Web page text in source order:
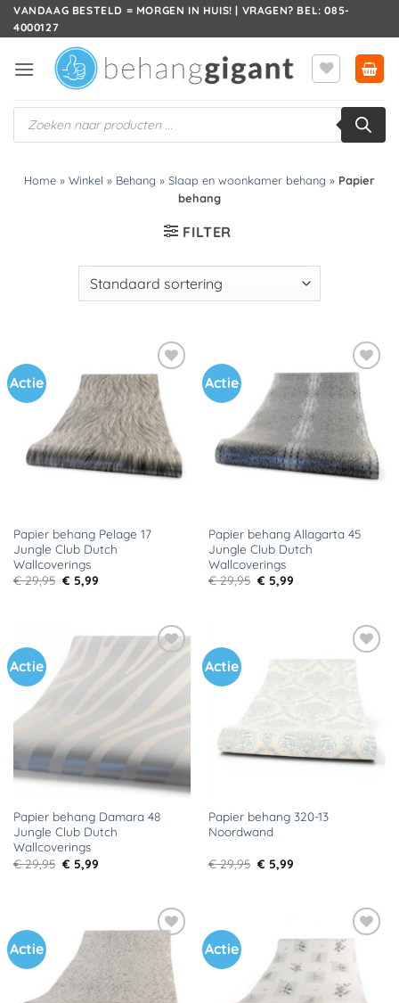
Ga
naar
VANDAAG BESTELD = MORGEN IN HUIS! | VRAGEN? BEL: 085-
4000127
Producten
zoeken
Home » Winkel » Behang » Slaap en woonkamer behang » Papier
behang
FILTER
Actie
Toevoegen
aan
verlanglijst
Papier behang Pelage 17
Jungle Club Dutch
Wallcoverings
€29,95 Oorspronkelijke
prijs
€ 5,99Huidige
Actie
Toevoegen
aan
verlanglijst
Papier behang Allagarta 45
Jungle Club Dutch
Wallcoverings
€29,95 Oorspronkelijke
prijs
€ 5,99Huidige
Actie
Toevoegen
aan
verlanglijst
Papier behang Damara 48
Jungle Club Dutch
Wallcoverings
€29,95 Oorspronkelijke
prijs
€ 5,99Huidige
Actie
Toevoegen
aan
Papier behang 320-13
Noordwand
€29,95 Oorspronkelijke
prijs
€ 5,99Huidige
Actie
Toevoegen
aan
verlanglijst
Actie
Toevoegen
verlanglijst